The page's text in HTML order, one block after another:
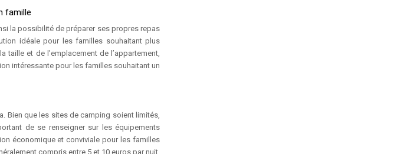
famille
la possibilité de préparer ses propres repas
idéale pour les familles souhaitant plus
taille et de l’emplacement de l’appartement,
intéressante pour les familles souhaitant un
Bien que les sites de camping soient limités,
de se renseigner sur les équipements
économique et conviviale pour les familles
compris entre 5 et 10 euros par nuit,